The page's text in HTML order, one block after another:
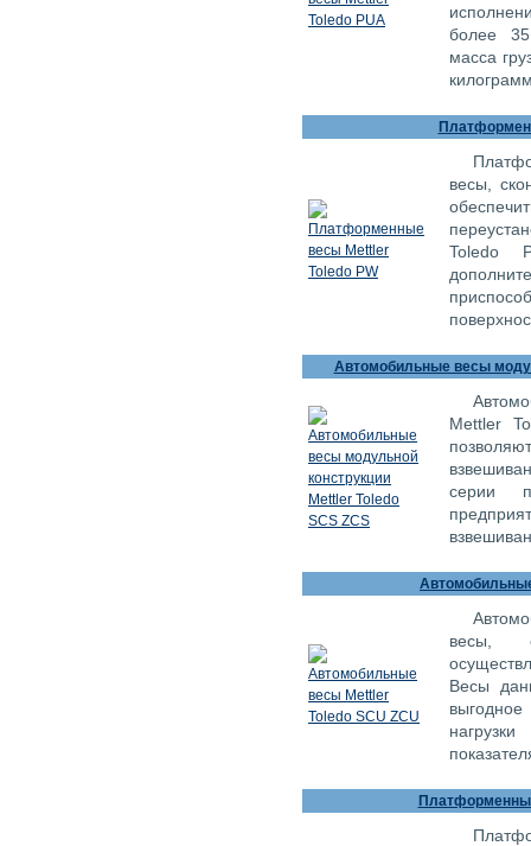
более
масса
весы,
Toledo
Автомобильные весы
Mettler
серии
весы,
Весы